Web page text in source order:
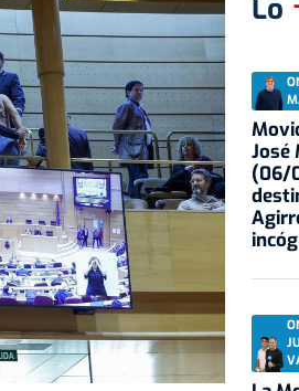
Lo
José
(06/